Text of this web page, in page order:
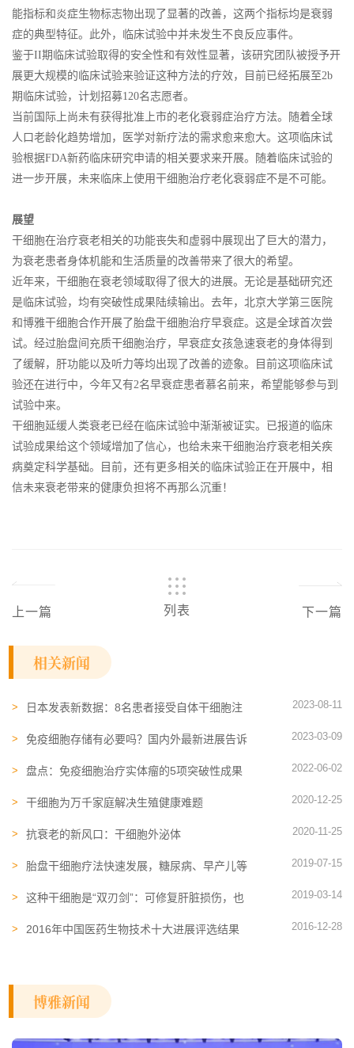
能指标和炎症生物标志物出现了显著的改善，这两个指标均是衰弱
症的典型特征。此外，临床试验中并未发生不良反应事件。
鉴于II期临床试验取得的安全性和有效性显著，该研究团队被授予开
展更大规模的临床试验来验证这种方法的疗效，目前已经拓展至2b
期临床试验，计划招募120名志愿者。
当前国际上尚未有获得批准上市的老化衰弱症治疗方法。随着全球
人口老龄化趋势增加，医学对新疗法的需求愈来愈大。这项临床试
验根据FDA新药临床研究申请的相关要求来开展。随着临床试验的
进一步开展，未来临床上使用干细胞治疗老化衰弱症不是不可能。
展望
干细胞在治疗衰老相关的功能丧失和虚弱中展现出了巨大的潜力，
为衰老患者身体机能和生活质量的改善带来了很大的希望。
近年来，干细胞在衰老领域取得了很大的进展。无论是基础研究还
是临床试验，均有突破性成果陆续输出。去年，北京大学第三医院
和博雅干细胞合作开展了胎盘干细胞治疗早衰症。这是全球首次尝
试。经过胎盘间充质干细胞治疗，早衰症女孩急速衰老的身体得到
了缓解，肝功能以及听力等均出现了改善的迹象。目前这项临床试
验还在进行中，今年又有2名早衰症患者慕名前来，希望能够参与到
试验中来。
干细胞延缓人类衰老已经在临床试验中渐渐被证实。已报道的临床
试验成果给这个领域增加了信心，也给未来干细胞治疗衰老相关疾
病奠定科学基础。目前，还有更多相关的临床试验正在开展中，相
信未来衰老带来的健康负担将不再那么沉重！
上一篇 列表 下一篇
相关新闻
日本发表新数据：8名患者接受自体干细胞注
2023-08-11
免疫细胞存储有必要吗？国内外最新进展告诉
2023-03-09
盘点：免疫细胞治疗实体瘤的5项突破性成果 2022-06-02
干细胞为万千家庭解决生殖健康难题 2020-12-25
抗衰老的新风口：干细胞外泌体 2020-11-25
胎盘干细胞疗法快速发展，糖尿病、早产儿等
2019-07-15
这种干细胞是“双刃剑”：可修复肝脏损伤，也
2019-03-14
2016年中国医药生物技术十大进展评选结果
2016-12-28
博雅新闻